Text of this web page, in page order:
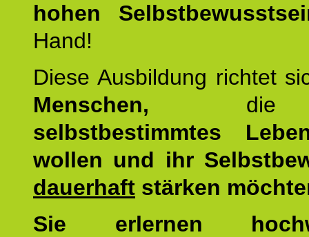
hohen
Hand!
Diese Ausbildung richtet
Menschen,
selbstbestimmtes
wollen und ihr
dauerhaft stärken
Sie erlernen